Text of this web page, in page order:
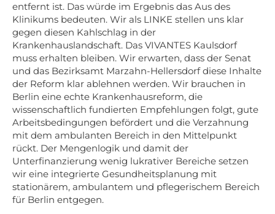
entfernt ist. Das würde im Ergebnis das Aus des
Klinikums bedeuten. Wir als LINKE stellen uns klar
gegen diesen Kahlschlag in der
Krankenhauslandschaft. Das VIVANTES Kaulsdorf
muss erhalten bleiben. Wir erwarten, dass der Senat
und das Bezirksamt Marzahn-Hellersdorf diese Inhalte
der Reform klar ablehnen werden. Wir brauchen in
Berlin eine echte Krankenhausreform, die
wissenschaftlich fundierten Empfehlungen folgt, gute
Arbeitsbedingungen befördert und die Verzahnung
mit dem ambulanten Bereich in den Mittelpunkt
rückt. Der Mengenlogik und damit der
Unterfinanzierung wenig lukrativer Bereiche setzen
wir eine integrierte Gesundheitsplanung mit
stationärem, ambulantem und pflegerischem Bereich
für Berlin entgegen.